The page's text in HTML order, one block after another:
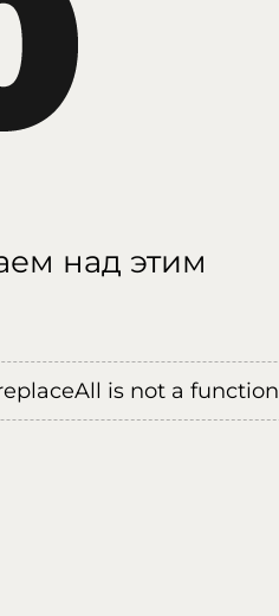
над этим
is not a function